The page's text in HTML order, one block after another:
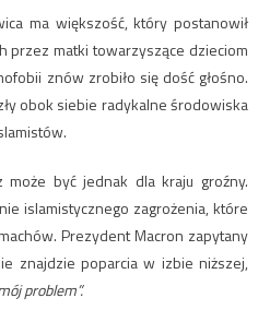
ma większość, który postanowił
przez matki towarzyszące dzieciom
znów zrobiło się dość głośno.
obok siebie radykalne środowiska
być jednak dla kraju groźny.
islamistycznego zagrożenia, które
Prezydent Macron zapytany
znajdzie poparcia w izbie niższej,
problem”.